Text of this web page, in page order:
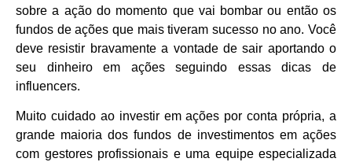
sobre a ação do momento que vai bombar ou então os
fundos de ações que mais tiveram sucesso no ano. Você
deve resistir bravamente a vontade de sair aportando o
seu dinheiro em ações seguindo essas dicas de
influencers.
Muito cuidado ao investir em ações por conta própria, a
grande maioria dos fundos de investimentos em ações
com gestores profissionais e uma equipe especializada